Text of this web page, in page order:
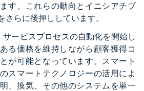
す。これらの動向とイニシアチブ
さらに後押ししています。
サービスプロセスの自動化を開始し
る価格を維持しながら顧客獲得コ
が可能となっています。スマート
スマートテクノロジーの活用によ
、換気、その他のシステムを単一